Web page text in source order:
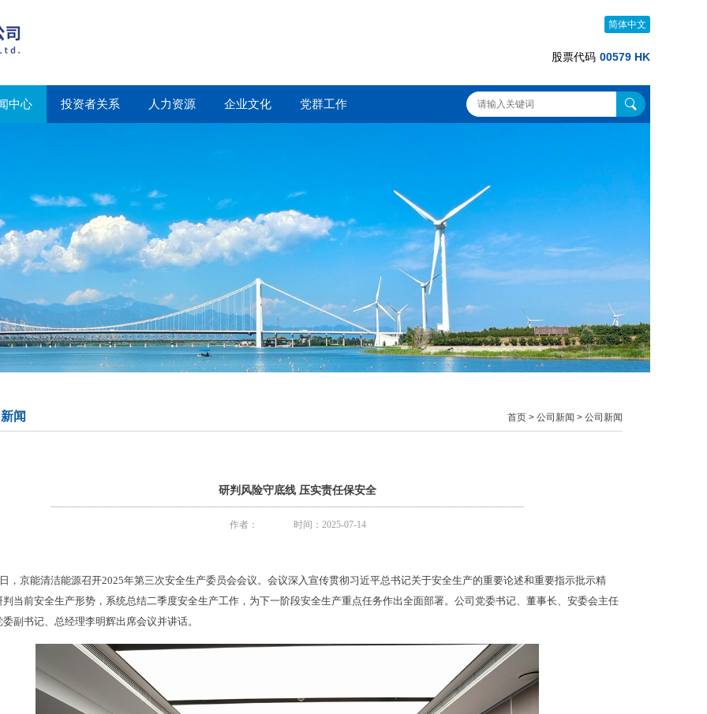
简体中文
股票代码 00579 HK
中心 投资者关系 人力资源 企业文化 党群工作
闻 首页 > 公司新闻 > 公司新闻
研判风险守底线 压实责任保安全
作者： 时间：2025-07-14
，京能清洁能源召开2025年第三次安全生产委员会会议。会议深入宣传贯彻习近平总书记关于安全生产的重要论述和重要指示批示精
判当前安全生产形势，系统总结二季度安全生产工作，为下一阶段安全生产重点任务作出全面部署。公司党委书记、董事长、安委会主任
副书记、总经理李明辉出席会议并讲话。